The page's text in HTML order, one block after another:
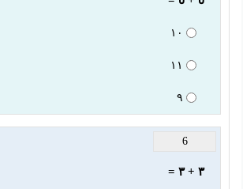
١٠
١١
٩
6
٣ + ٣ =